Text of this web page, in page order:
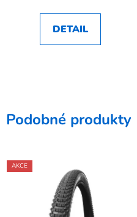
DETAIL
Podobné produkty
AKCE